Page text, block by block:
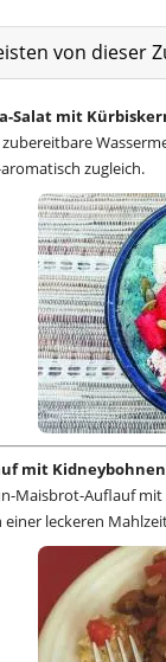
von dieser
Salat mit
zugleich.
mit
Maisbrot-Auflauf
leckeren